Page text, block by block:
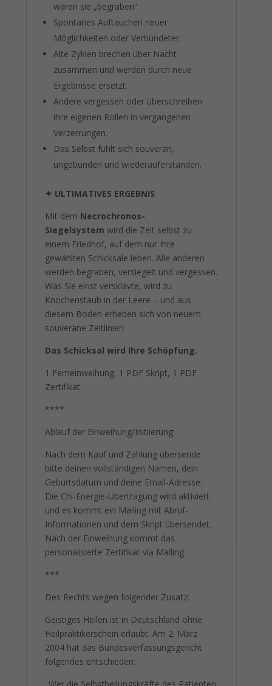
wären sie „begraben“.
Spontanes Auftauchen neuer
Möglichkeiten oder Verbündeter.
Alte Zyklen brechen über Nacht
zusammen und werden durch neue
Ergebnisse ersetzt.
Andere vergessen oder überschreiben
ihre eigenen Rollen in vergangenen
Verzerrungen.
Das Selbst fühlt sich souverän,
ungebunden und wiederauferstanden.
✦ ULTIMATIVES ERGEBNIS
Mit dem Necrochronos-
Siegelsystem wird die Zeit selbst zu
einem Friedhof, auf dem nur Ihre
gewählten Schicksale leben. Alle anderen
werden begraben, versiegelt und vergessen.
Was Sie einst versklavte, wird zu
Knochenstaub in der Leere – und aus
diesem Boden erheben sich von neuem
souveräne Zeitlinien.
Das Schicksal wird Ihre Schöpfung.
1 Ferneinweihung, 1 PDF Skript, 1 PDF
Zertifikat
****
Ablauf der Einweihung/Initiierung:
Nach dem Kauf und Zahlung übersende
bitte deinen vollständigen Namen, dein
Geburtsdatum und deine Email-Adresse.
Die Chi-Energie-Übertragung wird aktiviert
und es kommt ein Mailing mit Abruf-
Informationen und dem Skript übersendet.
Nach der Einweihung kommt das
personalisierte Zertifikat via Mailing.
***
Des Rechts wegen folgender Zusatz:
Geistiges Heilen ist in Deutschland ohne
Heilpraktikerschein erlaubt. Am 2. März
2004 hat das Bundesverfassungsgericht
folgendes entschieden: